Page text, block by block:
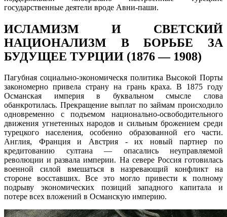
государственные деятели вроде Авни-паши.
ИСЛАМИЗМ И СВЕТСКИЙ
НАЦИОНАЛИЗМ В БОРЬБЕ ЗА
БУДУЩЕЕ ТУРЦИИ (1876 — 1908)
Пагубная социально-экономическя политика Высокой Порты
закономерно привела страну на грань краха. В 1875 году
Османская империя в буквальном смысле слова
обанкротилась. Прекращение выплат по займам происходило
одновременно с подъемом национально-освободительного
движения угнетенных народов и сильным брожением среди
турецкого населения, особенно образованной его части.
Англия, Франция и Австрия - их новый партнер по
кредитованию султана — опасались неуправляемой
революции и развала империи. На севере Россия готовилась
военной силой вмешаться в назревающий конфликт на
стороне восставших. Все это могло привести к полному
подрыву экономических позиций западного капитала и
потере всех вложений в Османскую империю.